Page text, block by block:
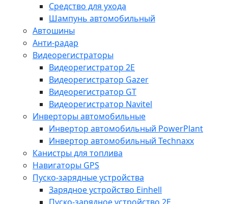
Средство для ухода
Шампунь автомобильный
Автошины
Анти-радар
Видеорегистраторы
Видеорегистратор 2E
Видеорегистратор Gazer
Видеорегистратор GT
Видеорегистратор Navitel
Инверторы автомобильные
Инвертор автомобильный PowerPlant
Инвертор автомобильный Technaxx
Канистры для топлива
Навигаторы GPS
Пуско-зарядные устройства
Зарядное устройство Einhell